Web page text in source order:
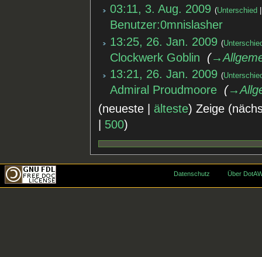
03:11, 3. Aug. 2009
Unterschied
Benutzer:0mnislasher
13:25, 26. Jan. 2009
Clockwerk Goblin
13:21, 26. Jan. 2009
Admiral Proudmoore
(neueste | älteste) Zeige
500)
Datenschutz Über